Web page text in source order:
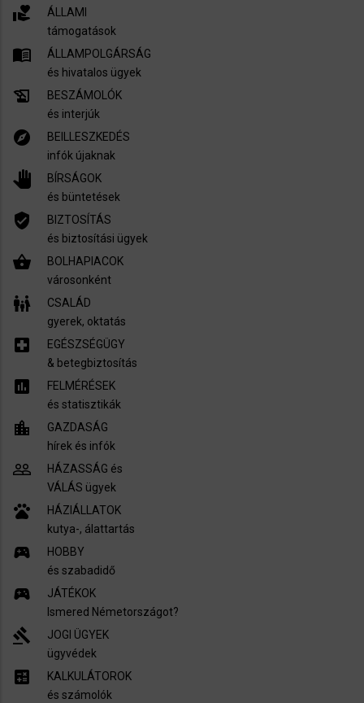
volunteer_activism
ÁLLAMI
támogatások
menu_book
ÁLLAMPOLGÁRSÁG
és hivatalos ügyek
history_edu
BESZÁMOLÓK
és interjúk
explore
BEILLESZKEDÉS
infók újaknak
pan_tool
BÍRSÁGOK
és büntetések
verified_user
BIZTOSÍTÁS
és biztosítási ügyek
shopping_basket
BOLHAPIACOK
városonként
family_restroom
CSALÁD
gyerek, oktatás
local_hospital
EGÉSZSÉGÜGY
​& betegbiztosítás
assessment
FELMÉRÉSEK
és statisztikák
location_city
GAZDASÁG
hírek és infók
people_outline
HÁZASSÁG és
VÁLÁS ügyek
pets
HÁZIÁLLATOK
kutya-, álattartás
sports_esports
HOBBY
és szabadidő
sports_esports
JÁTÉKOK
Ismered Németországot?
gavel
JOGI ÜGYEK
ügyvédek
calculate
KALKULÁTOROK
és számolók